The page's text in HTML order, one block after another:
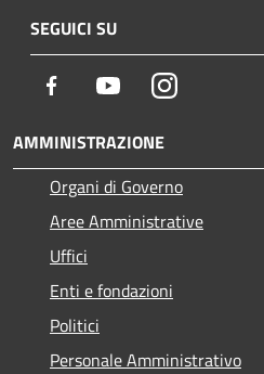
SEGUICI SU
Facebook YoutubeInstagram
AMMINISTRAZIONE
Organi di Governo
Aree Amministrative
Uffici
Enti e fondazioni
Politici
Personale Amministrativo